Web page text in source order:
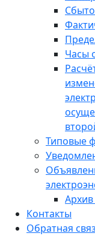
Часы
Типовые
Контакты
Обратная